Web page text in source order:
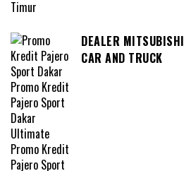
DEALER
CAR AND TRUCK